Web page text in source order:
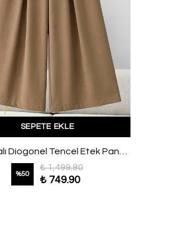
SEPETE EKLE
Beli Tokalı Diogonel Tencel Etek Pantolon Latte
%50
₺ 1,499.80
₺ 749.90